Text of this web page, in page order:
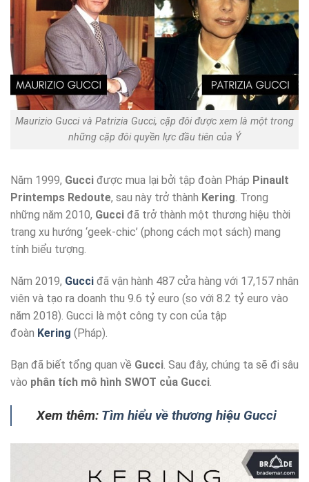
Maurizio Gucci và Patrizia Gucci, cặp đôi được xem là một trong
những cặp đôi quyền lực đầu tiên của Ý
Năm 1999, Gucci được mua lại bởi tập đoàn Pháp Pinault
Printemps Redoute, sau này trở thành Kering. Trong
những năm 2010, Gucci đã trở thành một thương hiệu thời
trang xu hướng ‘geek-chic’ (phong cách mọt sách) mang
tính biểu tượng.
Năm 2019, Gucci đã vận hành 487 cửa hàng với 17,157 nhân
viên và tạo ra doanh thu 9.6 tỷ euro (so với 8.2 tỷ euro vào
năm 2018). Gucci là một công ty con của tập
đoàn Kering (Pháp).
Bạn đã biết tổng quan về Gucci. Sau đây, chúng ta sẽ đi sâu
vào phân tích mô hình SWOT của Gucci.
Xem thêm: Tìm hiểu về thương hiệu Gucci